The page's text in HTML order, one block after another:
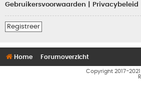
Gebruikersvoorwaarden Privacybeleid
Registreer
Home Forumoverzicht
Copyright 2017-